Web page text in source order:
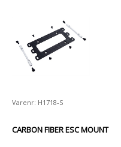
Varenr: H1718-S
CARBON FIBER ESC MOUNT